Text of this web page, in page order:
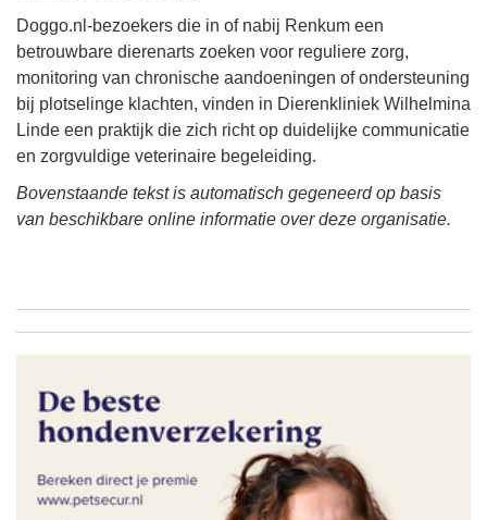
Doggo.nl-bezoekers die in of nabij Renkum een
betrouwbare dierenarts zoeken voor reguliere zorg,
monitoring van chronische aandoeningen of ondersteuning
bij plotselinge klachten, vinden in Dierenkliniek Wilhelmina
Linde een praktijk die zich richt op duidelijke communicatie
en zorgvuldige veterinaire begeleiding.
Bovenstaande tekst is automatisch gegeneerd op basis
van beschikbare online informatie over deze organisatie.